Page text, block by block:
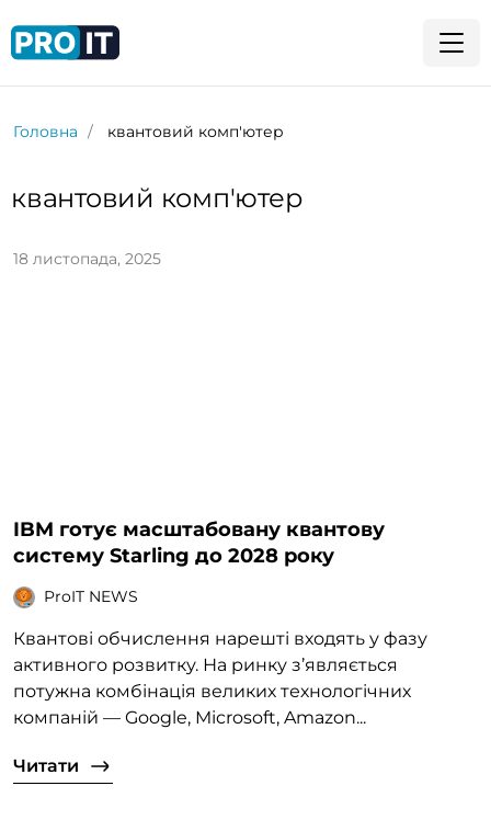
Головна квантовий комп'ютер
квантовий комп'ютер
18 листопада, 2025
IBM готує масштабовану квантову
систему Starling до 2028 року
ProIT NEWS
Квантові обчислення нарешті входять у фазу
активного розвитку. На ринку з’являється
потужна комбінація великих технологічних
компаній — Google, Microsoft, Amazon...
Читати